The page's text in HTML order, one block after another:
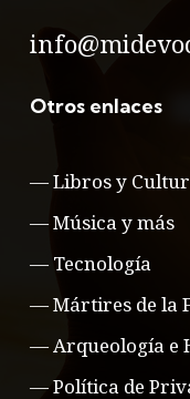
Otros enlaces
—Libros y
—Música y más
— Tecnología
—Mártires de la
—Arqueología e
—Política de